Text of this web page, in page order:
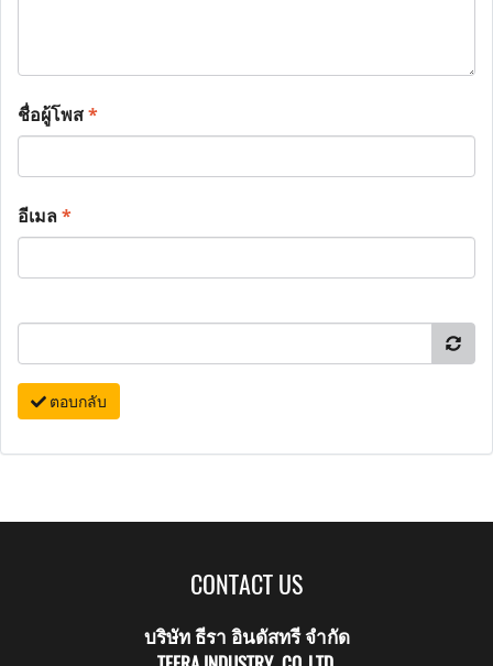
ชื่อผู้โพส*
อีเมล*
ตอบกลับ
CONTACT US
บริษัท ธีรา อินดัสทรี จำกัด